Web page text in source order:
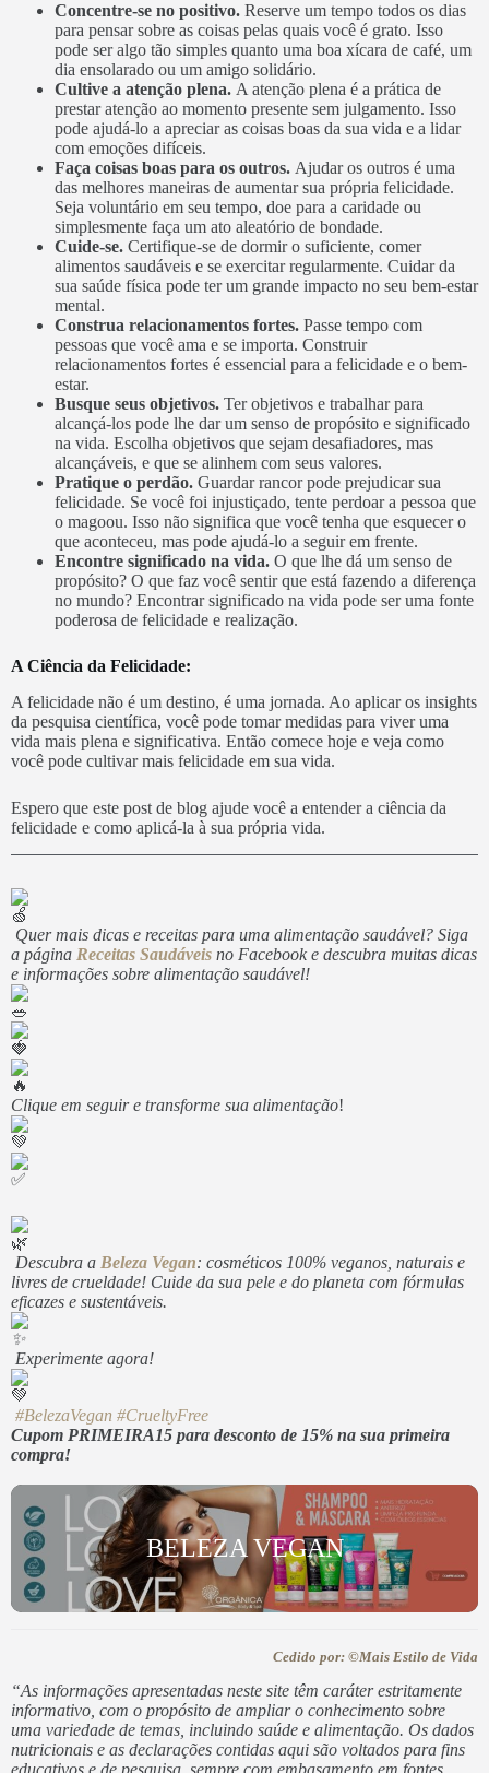
Concentre-se no positivo. Reserve um tempo todos os dias
para pensar sobre as coisas pelas quais você é grato. Isso
pode ser algo tão simples quanto uma boa xícara de café, um
dia ensolarado ou um amigo solidário.
Cultive a atenção plena. A atenção plena é a prática de
prestar atenção ao momento presente sem julgamento. Isso
pode ajudá-lo a apreciar as coisas boas da sua vida e a lidar
com emoções difíceis.
Faça coisas boas para os outros. Ajudar os outros é uma
das melhores maneiras de aumentar sua própria felicidade.
Seja voluntário em seu tempo, doe para a caridade ou
simplesmente faça um ato aleatório de bondade.
Cuide-se. Certifique-se de dormir o suficiente, comer
alimentos saudáveis e se exercitar regularmente. Cuidar da
sua saúde física pode ter um grande impacto no seu bem-estar
mental.
Construa relacionamentos fortes. Passe tempo com
pessoas que você ama e se importa. Construir
relacionamentos fortes é essencial para a felicidade e o bem-
estar.
Busque seus objetivos. Ter objetivos e trabalhar para
alcançá-los pode lhe dar um senso de propósito e significado
na vida. Escolha objetivos que sejam desafiadores, mas
alcançáveis, e que se alinhem com seus valores.
Pratique o perdão. Guardar rancor pode prejudicar sua
felicidade. Se você foi injustiçado, tente perdoar a pessoa que
o magoou. Isso não significa que você tenha que esquecer o
que aconteceu, mas pode ajudá-lo a seguir em frente.
Encontre significado na vida. O que lhe dá um senso de
propósito? O que faz você sentir que está fazendo a diferença
no mundo? Encontrar significado na vida pode ser uma fonte
poderosa de felicidade e realização.
A Ciência da Felicidade:
A felicidade não é um destino, é uma jornada. Ao aplicar os insights
da pesquisa científica, você pode tomar medidas para viver uma
vida mais plena e significativa. Então comece hoje e veja como
você pode cultivar mais felicidade em sua vida.
Espero que este post de blog ajude você a entender a ciência da
felicidade e como aplicá-la à sua própria vida.
Quer mais dicas e receitas para uma alimentação saudável? Siga
a página Receitas Saudáveis no Facebook e descubra muitas dicas
e informações sobre alimentação saudável!
Clique em seguir e transforme sua alimentação!
Descubra a Beleza Vegan: cosméticos 100% veganos, naturais e
livres de crueldade! Cuide da sua pele e do planeta com fórmulas
eficazes e sustentáveis.
Experimente agora!
#BelezaVegan #CrueltyFree
Cupom PRIMEIRA15 para desconto de 15% na sua primeira
compra!
BELEZA VEGAN
Cedido por: ©Mais Estilo de Vida
“As informações apresentadas neste site têm caráter estritamente
informativo, com o propósito de ampliar o conhecimento sobre
uma variedade de temas, incluindo saúde e alimentação. Os dados
nutricionais e as declarações contidas aqui são voltados para fins